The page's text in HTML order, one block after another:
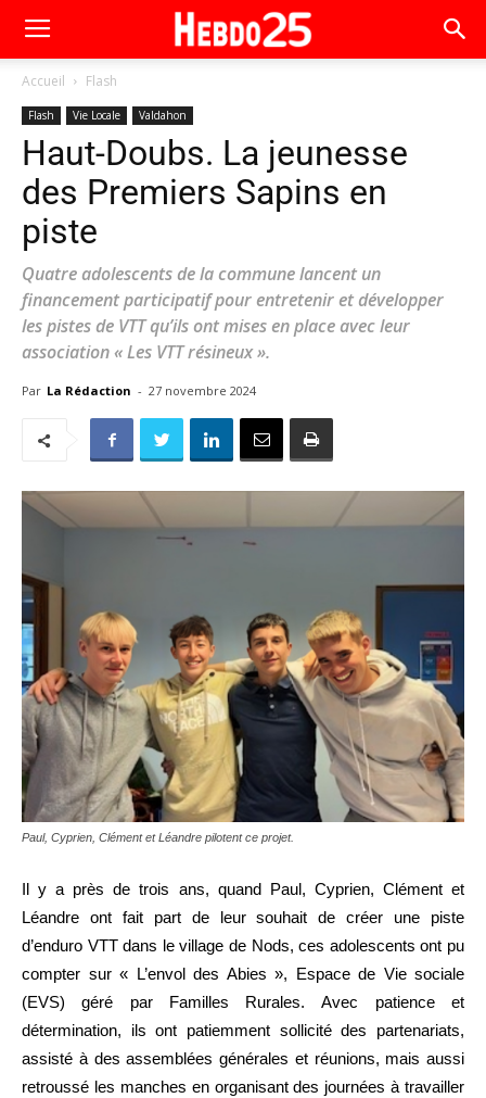
Accueil Flash
Flash Vie Locale Valdahon
Haut-Doubs. La jeunesse
des Premiers Sapins en
piste
Quatre adolescents de la commune lancent un
financement participatif pour entretenir et développer
les pistes de VTT qu’ils ont mises en place avec leur
association « Les VTT résineux ».
Par La Rédaction - 27 novembre 2024
Paul, Cyprien, Clément et Léandre pilotent ce projet.
Il y a près de trois ans, quand Paul, Cyprien, Clément et
Léandre ont fait part de leur souhait de créer une piste
d’enduro VTT dans le village de Nods, ces adolescents ont pu
compter sur « L’envol des Abies », Espace de Vie sociale
(EVS) géré par Familles Rurales.Avec patience et
détermination, ils ont patiemment sollicité des partenariats,
assisté à des assemblées générales et réunions, mais aussi
retroussé les manches en organisant des journées à travailler